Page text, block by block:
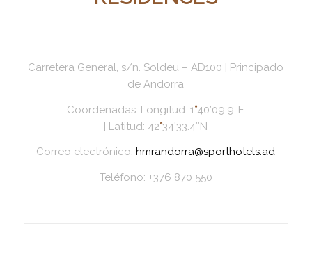
Carretera General, s/n. Soldeu – AD100 | Principado
de Andorra
Coordenadas: Longitud: 1°40’09.9″E
| Latitud: 42°34’33.4″N
Correo electrónico:hmrandorra@sporthotels.ad
Teléfono: +376 870 550